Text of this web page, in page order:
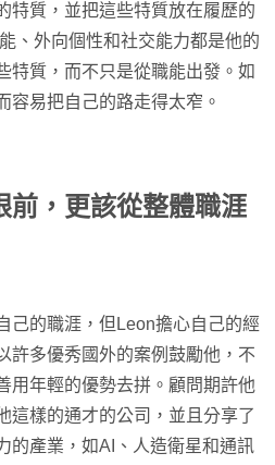
特質，並把這些特質放在履歷的
、外向個性和社交能力都是他的
特質，而不只是從職能出發。如
容易把自己的路走得太窄。
前，更該從整體職涯
己的職涯，但Leon擔心自己的經
許多優秀國外的案例鼓勵他，不
用年輕的優勢去拼。顧問期許他
這樣的通才的公司，並且分享了
的產業，如AI、人造衛星和通訊